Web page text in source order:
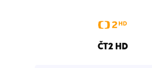
ČT2 HD